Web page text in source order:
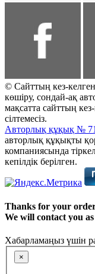
© Сайттың кез-
көшіру, сондай-ақ
мақсатта сайттың
сілтемесіз.
Авторлық құқық №
авторлық құқықты
компаниясында
кепілдік берілген.
Thanks for your
We will contact you as
Хабарламаңыз үшін
×